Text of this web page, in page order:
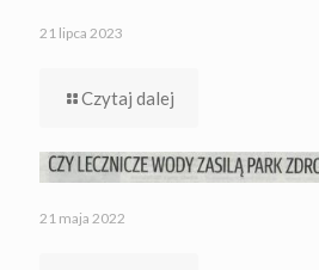
21 lipca 2023
Czytaj dalej
21 maja 2022